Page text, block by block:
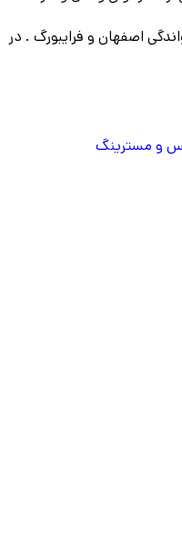
اصفهان و فرایبورگ . در
و مسترینگ